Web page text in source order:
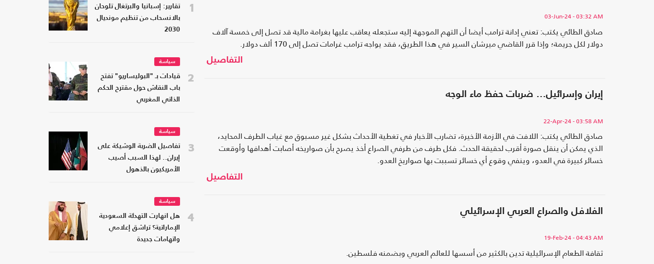
03-Jun-24- 03:32 AM
صادق الطائي يكتب: تعني إدانة ترامب أيضا أن التهم الموجهة إليه ستجعله يعاقب عليها بغرامة مالية قد تصل إلى خمسة آلاف
دولار لكل جريمة؛ وإذا قرر القاضي ميرشان السير في هذا الطريق، فقد يواجه ترامب غرامات تصل إلى 170 ألف دولار.
التفاصيل
إيران وإسرائيل… ضربات حفظ ماء الوجه
22-Apr-24- 03:58 AM
صادق الطائي يكتب: اللافت في الأزمة الأخيرة، تضارب الأخبار في تغطية الأحداث بشكل غير مسبوق مع غياب الطرف المحايد،
الذي يمكن أن ينقل صورة أقرب لحقيقة الحدث. فكل طرف من طرفي الصراع أخذ يصرح بأن صواريخه أصابت أهدافها وأوقعت
خسائر كبيرة في العدو، وينفي وقوع أي خسائر تسببت بها صواريخ العدو.
التفاصيل
الفلافل والصراع العربي الإسرائيلي
19-Feb-24- 04:43 AM
ثقافة الطعام الإسرائيلية تدين بالكثير من أسسها للعالم العربي وبضمنه فلسطين.
1
تقارير: إسبانيا والبرتغال تلوحان
بالانسحاب من تنظيم مونديال
2030
2
سياسة
قيادات بـ "البوليساريو" تفتح
باب النقاش حول مقترح الحكم
الذاتي المغربي
3
سياسة
تفاصيل الضربة الوشيكة على
إيران.. لهذا السبب أصيب
الأمريكيون بالذهول
4
سياسة
هل انهارت التهدئة السعودية
الإماراتية؟ تراشق إعلامي
واتهامات جديدة